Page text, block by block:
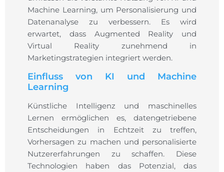
Machine Learning, um Personalisierung und
Datenanalyse zu verbessern. Es wird
erwartet, dass Augmented Reality und
Virtual Reality zunehmend in
Marketingstrategien integriert werden.
Einfluss von KI und Machine
Learning
Künstliche Intelligenz und maschinelles
Lernen ermöglichen es, datengetriebene
Entscheidungen in Echtzeit zu treffen,
Vorhersagen zu machen und personalisierte
Nutzererfahrungen zu schaffen. Diese
Technologien haben das Potenzial, das